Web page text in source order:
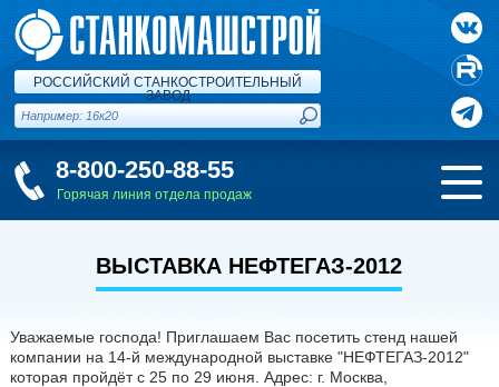
РОССИЙСКИЙ СТАНКОСТРОИТЕЛЬНЫЙ
ЗАВОД
8-800-250-88-55
Горячая линия отдела продаж
ВЫСТАВКА НЕФТЕГАЗ-2012
Уважаемые господа! Приглашаем Вас посетить стенд нашей
компании на 14-й международной выставке "НЕФТЕГАЗ-2012"
которая пройдёт с 25 по 29 июня. Адрес: г. Москва,